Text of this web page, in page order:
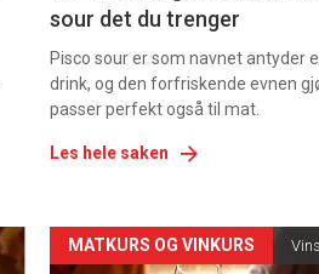
sour det du trenger
Pisco sour er som navnet antyder
drink, og den forfriskende evnen
passer perfekt også til mat.
Les hele saken
Forsiden
MATKURS OG VINKURS